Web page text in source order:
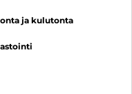
ja kulutonta